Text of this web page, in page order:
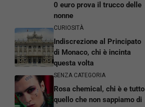
0 euro prova il trucco delle
nonne
CURIOSITÀ
Indiscrezione al Principato
di Monaco, chi è incinta
questa volta
SENZA CATEGORIA
Rosa chemical, chi è e tutto
quello che non sappiamo di